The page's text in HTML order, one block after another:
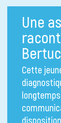
Une
Cette